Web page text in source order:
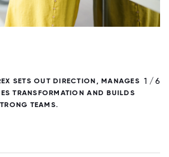
SETS OUT DIRECTION, MANAGES
TRANSFORMATION AND BUILDS
TEAMS.
1 / 6